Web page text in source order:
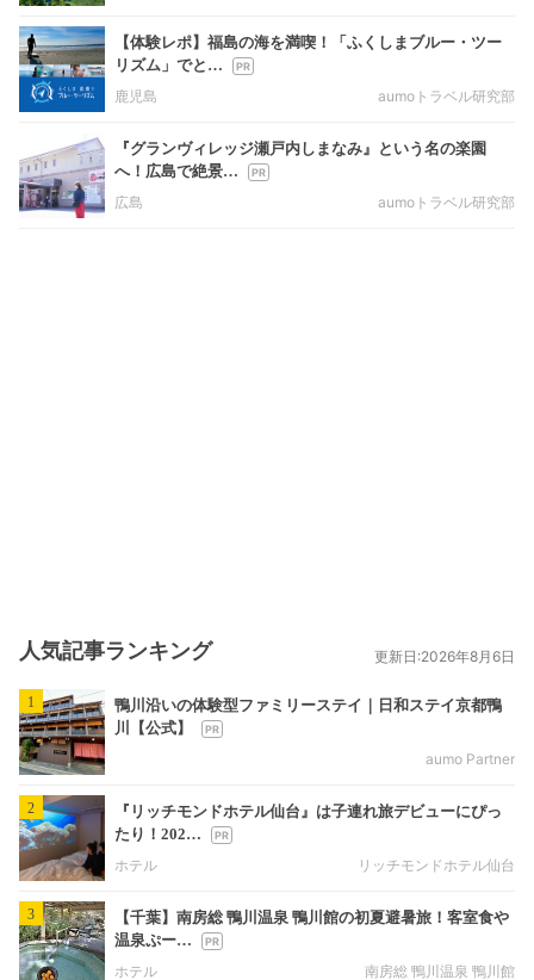
【体験レポ】福島の海を満喫！「ふくしまブルー・ツー
リズム」でと…
鹿児島
aumoトラベル研究部
『グランヴィレッジ瀬戸内しまなみ』という名の楽園
へ！広島で絶景…
広島
aumoトラベル研究部
人気記事ランキング 更新日:2026年8月6日
1
鴨川沿いの体験型ファミリーステイ｜日和ステイ京都鴨
川【公式】
aumo Partner
2
『リッチモンドホテル仙台』は子連れ旅デビューにぴっ
たり！202…
ホテル
リッチモンドホテル仙台
3
【千葉】南房総 鴨川温泉 鴨川館の初夏避暑旅！客室食や
温泉ぷー…
ホテル
南房総 鴨川温泉 鴨川館